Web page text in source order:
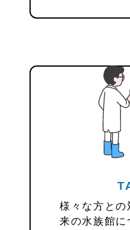
様々な方との
来の水族館に